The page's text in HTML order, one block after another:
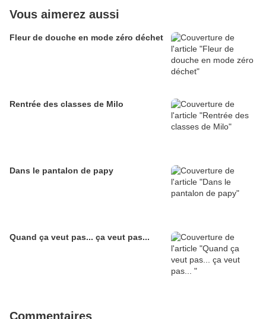
Vous aimerez aussi
Fleur de douche en mode zéro déchet
Rentrée des classes de Milo
Dans le pantalon de papy
Quand ça veut pas... ça veut pas...
Commentaires